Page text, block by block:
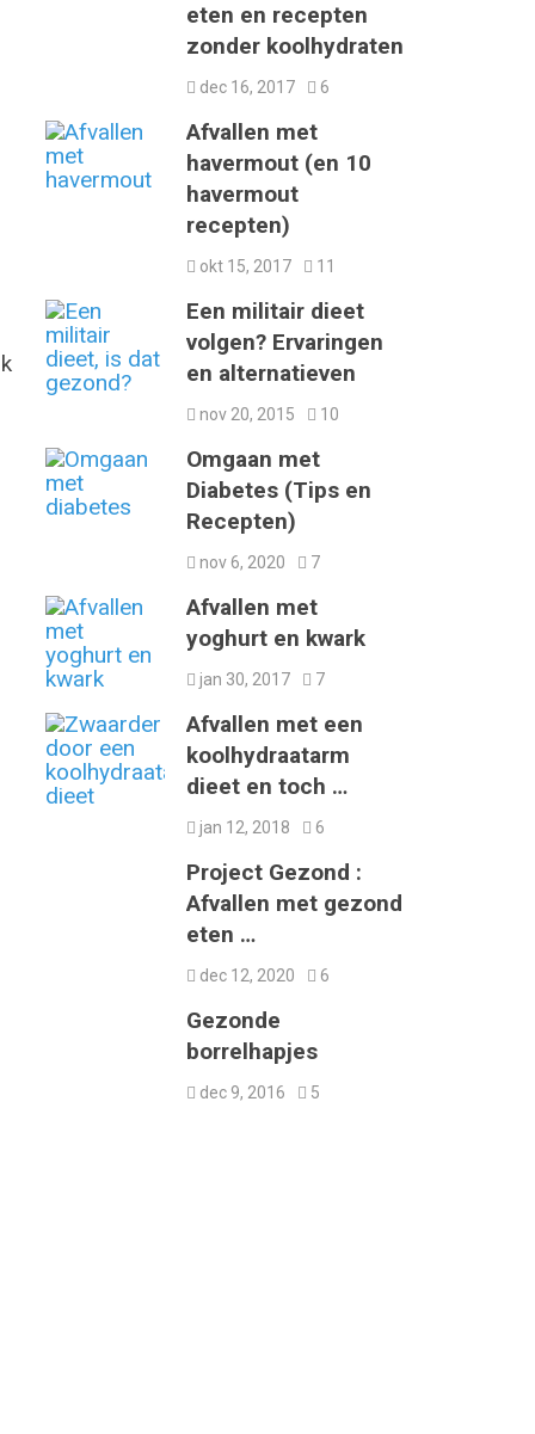
eten en recepten
zonder koolhydraten
dec 16, 2017 6
Afvallen met
havermout (en 10
havermout
recepten)
okt 15, 2017 11
Een militair dieet
volgen? Ervaringen
en alternatieven
nov 20, 2015 10
Omgaan met
Diabetes (Tips en
Recepten)
nov 6, 2020 7
Afvallen met
yoghurt en kwark
jan 30, 2017 7
Afvallen met een
koolhydraatarm
dieet en toch …
jan 12, 2018 6
Project Gezond :
Afvallen met gezond
eten …
dec 12, 2020 6
Gezonde
borrelhapjes
dec 9, 2016 5